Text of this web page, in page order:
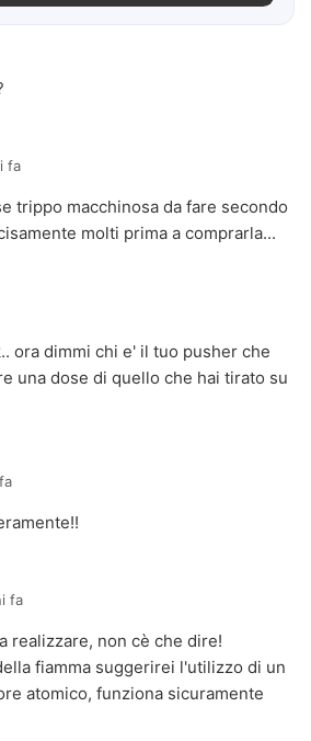
fa
trippo macchinosa da fare secondo
molti prima a comprarla...
ora dimmi chi e' il tuo pusher che
una dose di quello che hai tirato su
fa
realizzare, non cè che dire!
fiamma suggerirei l'utilizzo di un
atomico, funziona sicuramente